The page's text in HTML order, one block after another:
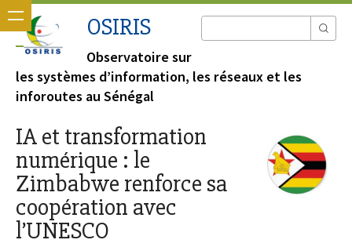
OSIRIS
Observatoire sur
les systèmes d’information, les réseaux et les
inforoutes au Sénégal
IA et transformation
numérique : le
Zimbabwe renforce sa
coopération avec
l’UNESCO